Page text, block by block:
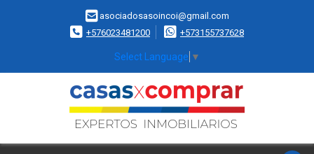
asociadosasoincoi@gmail.com
+576023481200
+573155737628
Select Language ▼